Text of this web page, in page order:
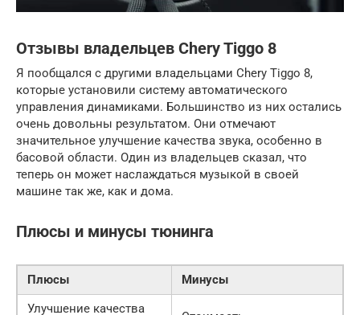
Отзывы владельцев Chery Tiggo 8
Я пообщался с другими владельцами Chery Tiggo 8,
которые установили систему автоматического
управления динамиками. Большинство из них остались
очень довольны результатом. Они отмечают
значительное улучшение качества звука, особенно в
басовой области. Один из владельцев сказал, что
теперь он может наслаждаться музыкой в своей
машине так же, как и дома.
Плюсы и минусы тюнинга
Плюсы
Минусы
Улучшение качества